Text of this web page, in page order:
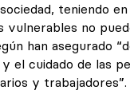
teniendo
vulnerables no
han asegurado
el cuidado de las
y trabajadores”.